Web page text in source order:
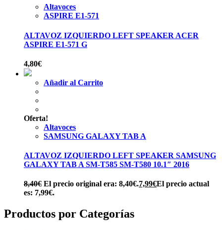
Altavoces
ASPIRE E1-571
ALTAVOZ IZQUIERDO LEFT SPEAKER ACER
ASPIRE E1-571 G
4,80€
Añadir al Carrito
Oferta!
Altavoces
SAMSUNG GALAXY TAB A
ALTAVOZ IZQUIERDO LEFT SPEAKER SAMSUNG
GALAXY TAB A SM-T585 SM-T580 10.1″ 2016
8,40€ El precio original era: 8,40€.7,99€El precio actual
es: 7,99€.
Productos por Categorías